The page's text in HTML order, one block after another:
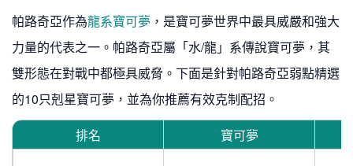
帕路奇亞作為龍系寶可夢 ，是寶可夢世界中最具威嚴和強大
力量的代表之一。帕路奇亞屬「水/龍」系傳說寶可夢，其
雙形態在對戰中都極具威脅。下面是針對帕路奇亞弱點精選
的10只剋星寶可夢，並為你推薦有效克制配招。
排名
寶可夢